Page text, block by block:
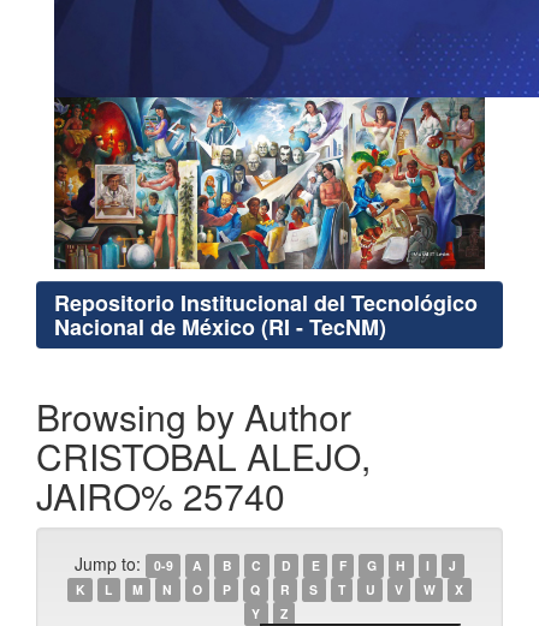
Repositorio Institucional del Tecnológico
Nacional de México (RI - TecNM)
Browsing by Author
CRISTOBAL ALEJO,
JAIRO% 25740
Jump to: 0-9 A B C D E F G H I
J
K
L M N O P Q R S T U V W
X
Y
Z